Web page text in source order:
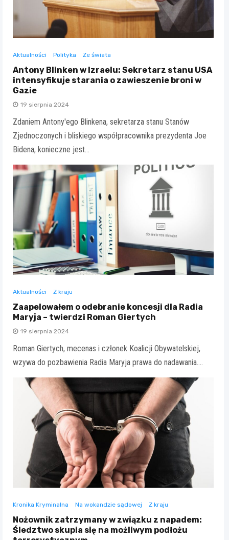
Aktualności Polityka Ze świata
Antony Blinken w Izraelu: Sekretarz stanu USA
intensyfikuje starania o zawieszenie broni w
Gazie
19 sierpnia 2024
Zdaniem Antony'ego Blinkena, sekretarza stanu Stanów
Zjednoczonych i bliskiego współpracownika prezydenta Joe
Bidena, konieczne jest…
Aktualności Z kraju
Zaapelowałem o odebranie koncesji dla Radia
Maryja – twierdzi Roman Giertych
19 sierpnia 2024
Roman Giertych, mecenas i członek Koalicji Obywatelskiej,
wzywa do pozbawienia Radia Maryja prawa do nadawania.…
Kronika Kryminalna Na wokandzie sądowej Z kraju
Nożownik zatrzymany w związku z napadem:
Śledztwo skupia się na możliwym podłożu